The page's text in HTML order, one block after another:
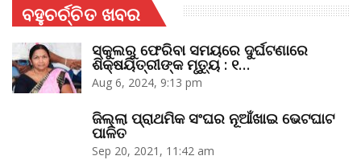
ବହୁଚର୍ଚ୍ଚିତ ଖବର
ସ୍କୁଲରୁ ଫେରିବା ସମୟରେ ଦୁର୍ଘଟଣାରେ
ଶିକ୍ଷୟିତ୍ରୀଙ୍କ ମୃତ୍ୟୁ : ୧…
Aug 6, 2024, 9:13 pm
ଜିଲ୍ଲା ପ୍ରାଥମିକ ସଂଘର ନୂଆଁଖାଇ ଭେଟଘାଟ
ପାଳିତ
Sep 20, 2021, 11:42 am